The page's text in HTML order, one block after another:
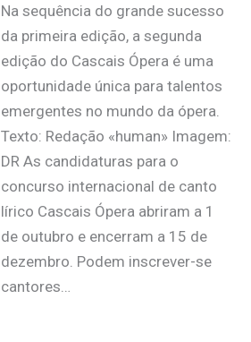
Na sequência do grande sucesso
da primeira edição, a segunda
edição do Cascais Ópera é uma
oportunidade única para talentos
emergentes no mundo da ópera.
Texto: Redação «human» Imagem:
DR As candidaturas para o
concurso internacional de canto
lírico Cascais Ópera abriram a 1
de outubro e encerram a 15 de
dezembro. Podem inscrever-se
cantores…